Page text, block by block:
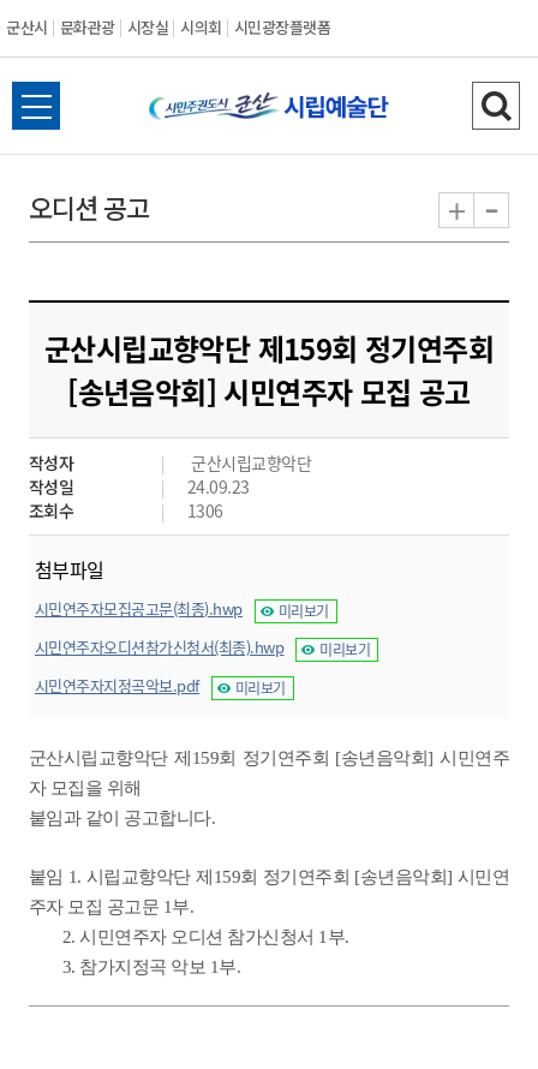
군산시 문화관광 시장실 시의회 시민광장플랫폼
군
산
전
체
뉴
열
검
색
기
오디션 공고 + -
군산시립교향악단 제159회 정기연주회
[송년음악회] 시민연주자 모집 공고
작성자
군산시립교향악단
작성일
24.09.23
조회수
1306
첨부파일
시민연주자모집공고문(최종).hwp 미리보기
시민연주자오디션참가신청서(최종).hwp 미리보기
시민연주자지정곡악보.pdf 미리보기
군산시립교향악단 제159회 정기연주회 [송년음악회] 시민연주
자 모집을 위해
붙임과 같이 공고합니다.
붙임 1. 시립교향악단 제159회 정기연주회 [송년음악회] 시민연
주자 모집 공고문 1부.
2. 시민연주자 오디션 참가신청서 1부.
3. 참가지정곡 악보 1부.